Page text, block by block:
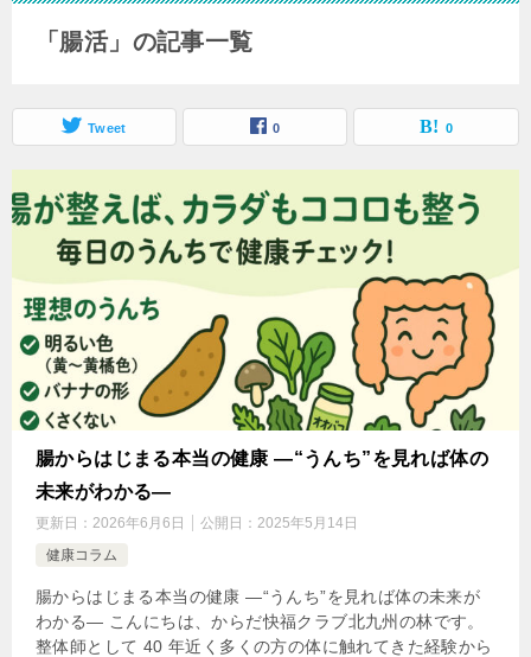
「腸活」の記事一覧
Tweet 0 0
腸からはじまる本当の健康 ―“うんち”を見れば体の
未来がわかる―
更新日： 2026年6月6日 公開日： 2025年5月14日
健康コラム
腸からはじまる本当の健康 ―“うんち”を見れば体の未来が
わかる― こんにちは、からだ快福クラブ北九州の林です。
整体師として 40 年近く多くの方の体に触れてきた経験から